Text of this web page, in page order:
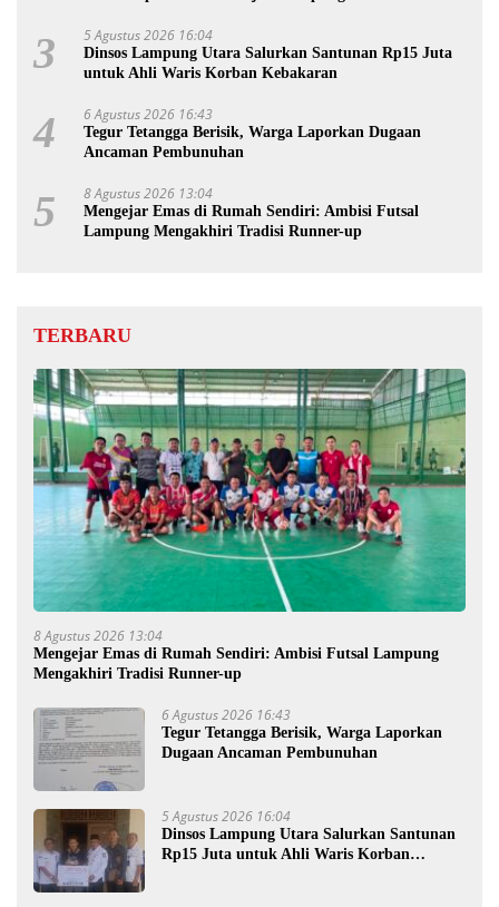
3 5 Agustus 2026 16:04
Dinsos Lampung Utara Salurkan Santunan Rp15 Juta
untuk Ahli Waris Korban Kebakaran
4 6 Agustus 2026 16:43
Tegur Tetangga Berisik, Warga Laporkan Dugaan
Ancaman Pembunuhan
5 8 Agustus 2026 13:04
Mengejar Emas di Rumah Sendiri: Ambisi Futsal
Lampung Mengakhiri Tradisi Runner-up
TERBARU
8 Agustus 2026 13:04
Mengejar Emas di Rumah Sendiri: Ambisi Futsal Lampung
Mengakhiri Tradisi Runner-up
6 Agustus 2026 16:43
Tegur Tetangga Berisik, Warga Laporkan
Dugaan Ancaman Pembunuhan
5 Agustus 2026 16:04
Dinsos Lampung Utara Salurkan Santunan
Rp15 Juta untuk Ahli Waris Korban